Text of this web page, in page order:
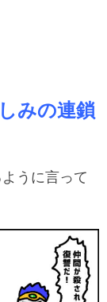
みの連鎖
うに言って